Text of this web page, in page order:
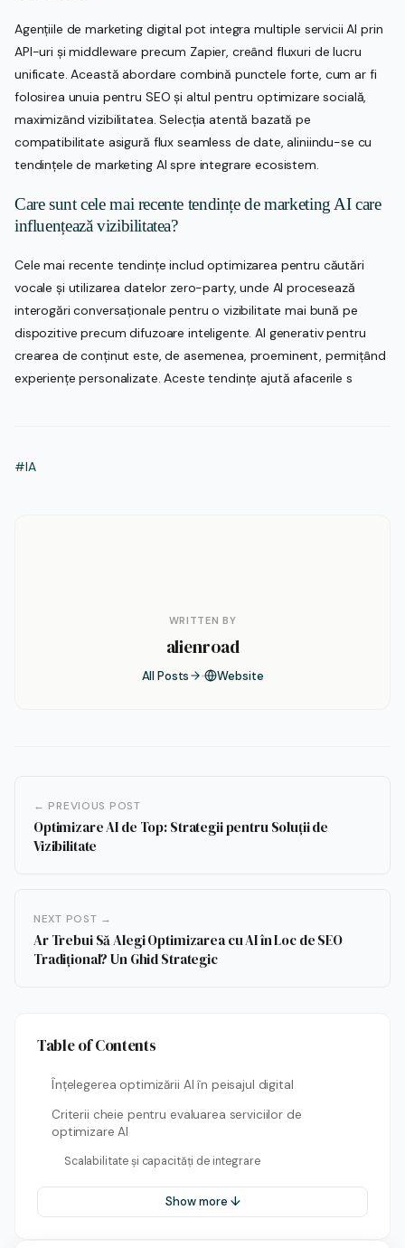
Agențiile de marketing digital pot integra multiple servicii AI prin
API-uri și middleware precum Zapier, creând fluxuri de lucru
unificate. Această abordare combină punctele forte, cum ar fi
folosirea unuia pentru SEO și altul pentru optimizare socială,
maximizând vizibilitatea. Selecția atentă bazată pe
compatibilitate asigură flux seamless de date, aliniindu-se cu
tendințele de marketing AI spre integrare ecosistem.
Care sunt cele mai recente tendințe de marketing AI care
influențează vizibilitatea?
Cele mai recente tendințe includ optimizarea pentru căutări
vocale și utilizarea datelor zero-party, unde AI procesează
interogări conversaționale pentru o vizibilitate mai bună pe
dispozitive precum difuzoare inteligente. AI generativ pentru
crearea de conținut este, de asemenea, proeminent, permițând
experiențe personalizate. Aceste tendințe ajută afacerile s
#IA
WRITTEN BY
alienroad
All Posts Website
← PREVIOUS POST
Optimizare AI de Top: Strategii pentru Soluții de
Vizibilitate
NEXT POST →
Ar Trebui Să Alegi Optimizarea cu AI în Loc de SEO
Tradițional? Un Ghid Strategic
Table of Contents
Înțelegerea optimizării AI în peisajul digital
Criterii cheie pentru evaluarea serviciilor de
optimizare AI
Scalabilitate și capacități de integrare
Show more ↓